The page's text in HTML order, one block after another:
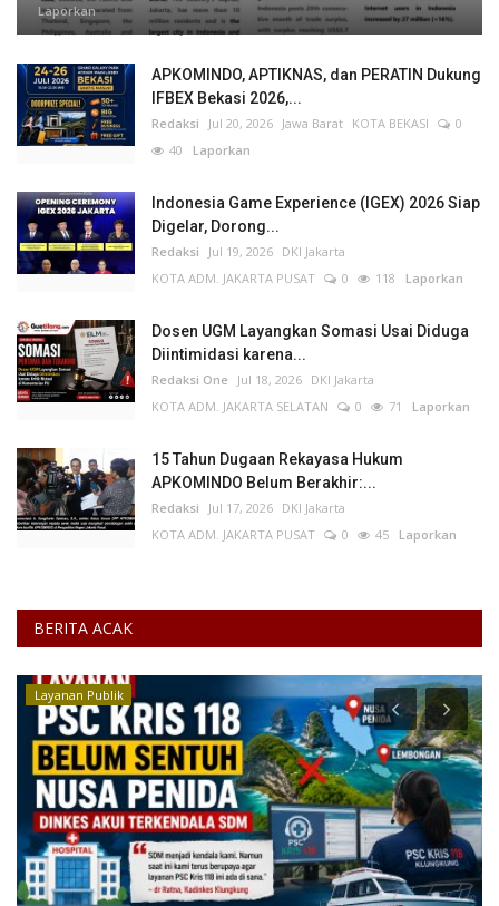
Laporkan
APKOMINDO, APTIKNAS, dan PERATIN Dukung
IFBEX Bekasi 2026,...
Redaksi Jul 20, 2026 Jawa Barat KOTA BEKASI
0
40 Laporkan
Indonesia Game Experience (IGEX) 2026 Siap
Digelar, Dorong...
Redaksi Jul 19, 2026 DKI Jakarta
KOTA ADM. JAKARTA PUSAT
0 118 Laporkan
Dosen UGM Layangkan Somasi Usai Diduga
Diintimidasi karena...
Redaksi One Jul 18, 2026 DKI Jakarta
KOTA ADM. JAKARTA SELATAN
0 71 Laporkan
15 Tahun Dugaan Rekayasa Hukum
APKOMINDO Belum Berakhir:...
Redaksi Jul 17, 2026 DKI Jakarta
KOTA ADM. JAKARTA PUSAT
0 45 Laporkan
BERITA ACAK
Layanan Publik